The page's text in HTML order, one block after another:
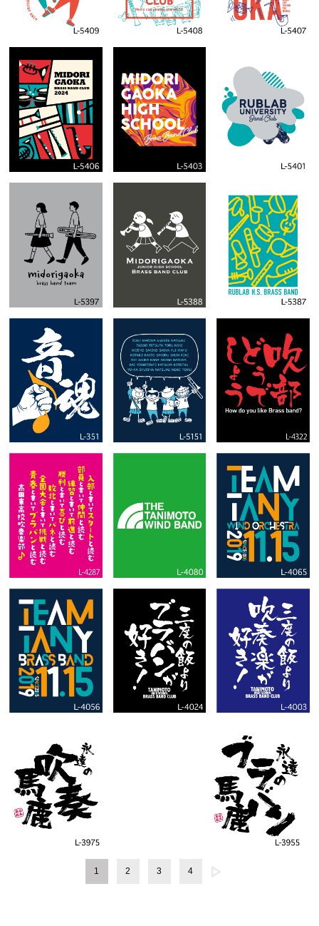
1 2 3 4